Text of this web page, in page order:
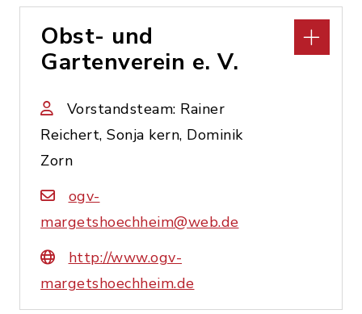
Obst- und
Gartenverein e. V.
Vorstandsteam: Rainer
Reichert, Sonja kern, Dominik
Zorn
ogv-
margetshoechheim@web.de
http://www.ogv-
margetshoechheim.de